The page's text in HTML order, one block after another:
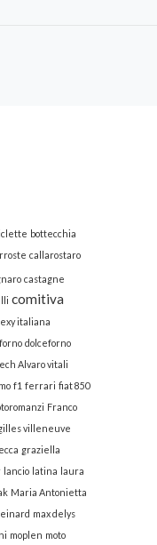
bottecchia
callarostaro
castagne
comitiva
italiana
dolceforno
Alvaro vitali
f1 ferrari fiat 850
Franco
villeneuve
graziella
lancio latina laura
Maria Antonietta
max delys
moplen moto